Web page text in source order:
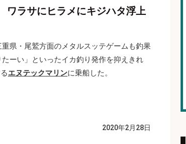
ラサにヒラメにキジハタ浮上
県・尾鷲方面のメタルスッテゲームも釣果
ーい」といったイカ釣り発作を抑えきれ
エヌテックマリンに乗船した。
2020年2月28日